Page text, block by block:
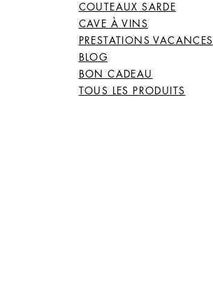
COUTEAUX SARDE
CAVE À VINS
PRESTATIONS VACANCES
BLOG
BON CADEAU
TOUS LES PRODUITS